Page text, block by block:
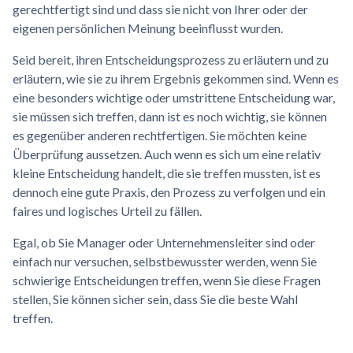
gerechtfertigt sind und dass sie nicht von Ihrer oder der
eigenen persönlichen Meinung beeinflusst wurden.
Seid bereit, ihren Entscheidungsprozess zu erläutern und zu
erläutern, wie sie zu ihrem Ergebnis gekommen sind. Wenn es
eine besonders wichtige oder umstrittene Entscheidung war,
sie müssen sich treffen, dann ist es noch wichtig, sie können
es gegenüber anderen rechtfertigen. Sie möchten keine
Überprüfung aussetzen. Auch wenn es sich um eine relativ
kleine Entscheidung handelt, die sie treffen mussten, ist es
dennoch eine gute Praxis, den Prozess zu verfolgen und ein
faires und logisches Urteil zu fällen.
Egal, ob Sie Manager oder Unternehmensleiter sind oder
einfach nur versuchen, selbstbewusster werden, wenn Sie
schwierige Entscheidungen treffen, wenn Sie diese Fragen
stellen, Sie können sicher sein, dass Sie die beste Wahl
treffen.